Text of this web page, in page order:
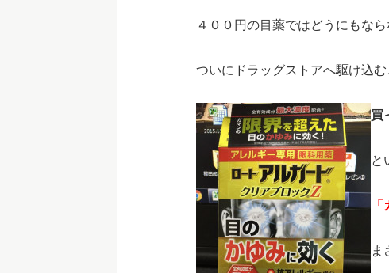
４００円の目薬ではどうにもなら
ついにドラッグストアへ駆け込む
買
と
ま